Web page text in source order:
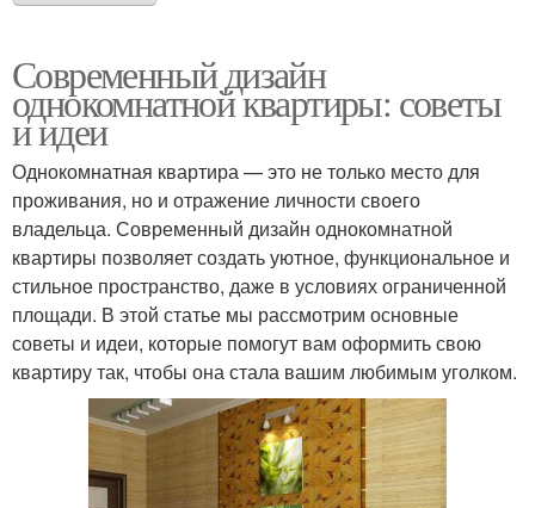
Современный дизайн
однокомнатной квартиры: советы
и идеи
Однокомнатная квартира — это не только место для
проживания, но и отражение личности своего
владельца. Современный дизайн однокомнатной
квартиры позволяет создать уютное, функциональное и
стильное пространство, даже в условиях ограниченной
площади. В этой статье мы рассмотрим основные
советы и идеи, которые помогут вам оформить свою
квартиру так, чтобы она стала вашим любимым уголком.